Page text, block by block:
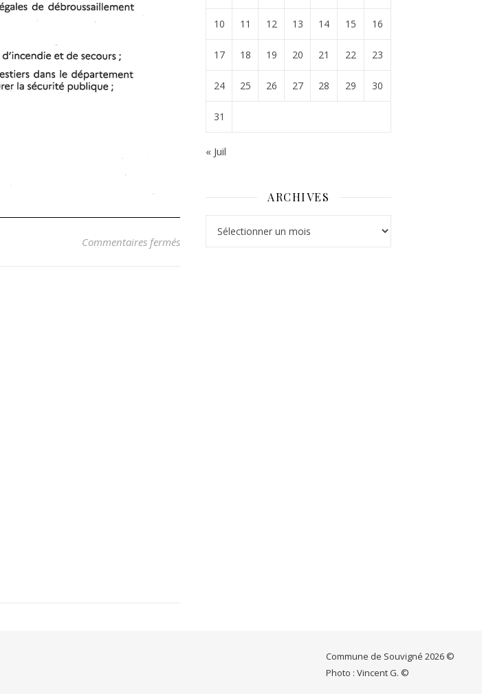
Commentaires ferméssur Arrêté préfectoral : limitation accès et travaux dans les massifs
10 11 12 13 14 15 16
17 18 19 20 21 22 23
24 25 26 27 28 29 30
31
« Juil
ARCHIVES
Commune de Souvigné 2026 ©
Photo : Vincent G. ©